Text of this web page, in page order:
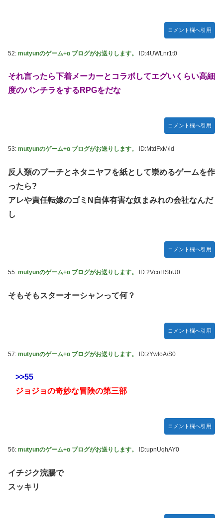
コメント欄へ引用
52: mutyunのゲーム+α ブログがお送りします。 ID:4UWLnr1t0
それ言ったら下着メーカーとコラボしてエグいくらい高細
度のパンチラをするRPGをだな
コメント欄へ引用
53: mutyunのゲーム+α ブログがお送りします。 ID:MtdFxM/ld
反人類のプーチとネタニヤフを紙として崇めるゲームを作
ったら?
アレや責任転嫁のゴミN自体有害な奴まみれの会社なんだ
し
コメント欄へ引用
55: mutyunのゲーム+α ブログがお送りします。 ID:2VcoHSbU0
そもそもスターオーシャンって何？
コメント欄へ引用
57: mutyunのゲーム+α ブログがお送りします。 ID:zYwloA/S0
>>55
ジョジョの奇妙な冒険の第三部
コメント欄へ引用
56: mutyunのゲーム+α ブログがお送りします。 ID:upnUqhAY0
イチジク浣腸で
スッキリ